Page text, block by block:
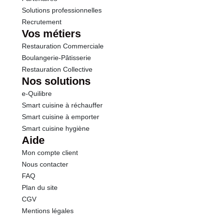
d'acidité : acide acétique ¿ acide lactique ¿ acide
citrique, exhausteur de goût : E621, édulcorant :
E954, colorants : E160e - E162, antioxydant : E223
(SULFITES)], trehalose*, compotée de mangue
1.5% [cubes de mangue, sirop de glucose / fructose
confite 1% [tomates semi-déshydratées, huile de
colza, sel, origan, ail], poitrine fumée 1% [poitrine de
porc (origine France), sel, conservateurs : E326 -
E250, dextrose, antioxydant : E316], MOZZARELLA
1%, préparation à base de tomate 1% [préparation à
base de tomate (tomates mi-séchées, concentré de
tomates), huile de colza, sel, origan, sucre, ail], figue
1% [figue, eau, conservateur : E220 (SULFITES),
E202], magret de canard fumé sans peau 1%
[magret de canard (origine France), sel, sucre,
poivre, conservateur : E250], THON au naturel 1%
[THON Listao (katsuwonus pelamis, origine
Equateur), eau, sel], préparation à base de
Solutions professionnelles
Recrutement
Vos métiers
Restauration Commerciale
Boulangerie-Pâtisserie
Restauration Collective
Nos solutions
e-Quilibre
Smart cuisine à réchauffer
Smart cuisine à emporter
Smart cuisine hygiène
Aide
Mon compte client
Nous contacter
FAQ
Plan du site
CGV
Mentions légales